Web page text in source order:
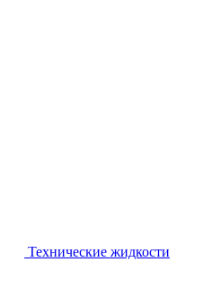
Технические жидкости